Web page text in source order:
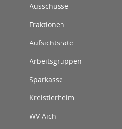
Ausschüsse
Fraktionen
Aufsichtsräte
Arbeitsgruppen
Sparkasse
Kreistierheim
WV Aich